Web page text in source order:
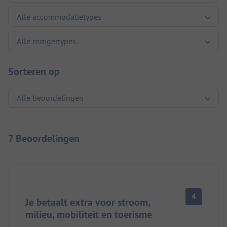
Sorteren op
7 Beoordelingen
Je betaalt extra voor stroom,
milieu, mobiliteit en toerisme
4